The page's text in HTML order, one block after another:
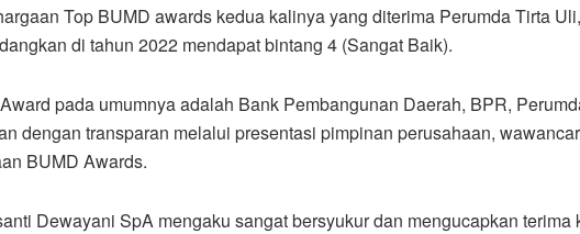
Top BUMD awards kedua kalinya yang diterima Perumda Tirta
di tahun 2022 mendapat bintang 4 (Sangat Baik).
pada umumnya adalah Bank Pembangunan Daerah, BPR,
dengan transparan melalui presentasi pimpinan perusahaan,
BUMD Awards.
Dewayani SpA mengaku sangat bersyukur dan mengucapkan